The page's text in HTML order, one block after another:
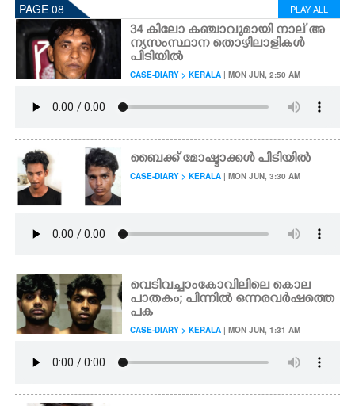
PAGE 08 PLAY ALL
34 കിലോ കഞ്ചാവുമായി നാല് അ
ന്യസംസ്ഥാന തൊഴിലാളികൾ
പിടിയിൽ
CASE-DIARY > KERALA | MON JUN, 2:50 AM
ബൈക്ക് മോഷ്ടാക്കൾ പിടിയിൽ
CASE-DIARY > KERALA | MON JUN, 3:30 AM
വെടിവച്ചാംകോവിലിലെ കൊല
പാതകം; പിന്നിൽ ഒന്നരവർഷത്തെ
പക
CASE-DIARY > KERALA | MON JUN, 1:31 AM